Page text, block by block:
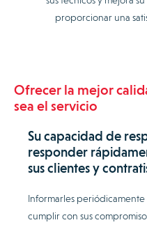
proporcionar una
Ofrecer la mejor
sea el servicio
Su capacidad de
responder
sus clientes y
Informarles
cumplir con sus